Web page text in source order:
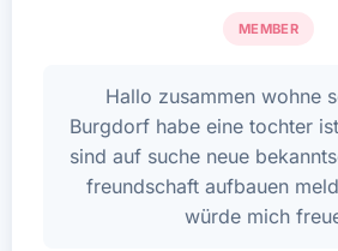
MEMBER
Hallo zusammen wohne
Burgdorf habe eine tochter
sind auf suche neue
freundschaft aufbauen
würde mich